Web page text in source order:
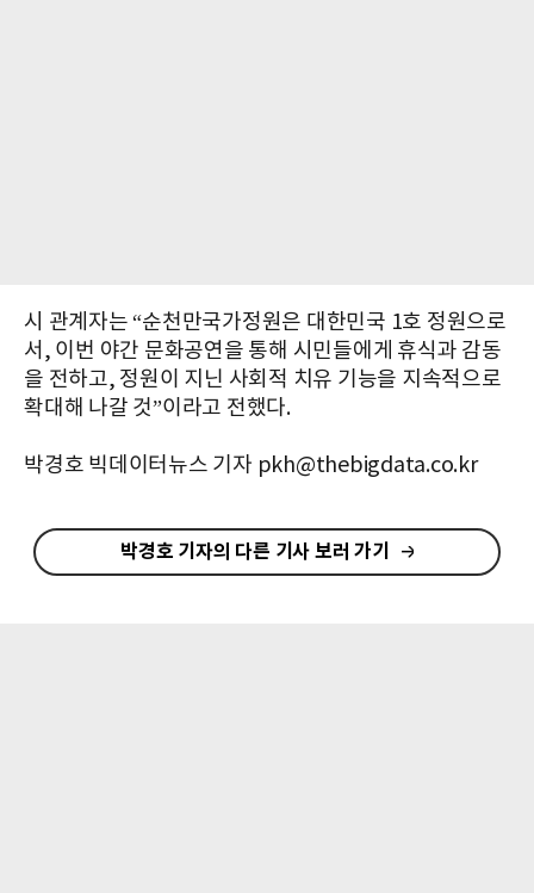
시 관계자는 “순천만국가정원은 대한민국 1호 정원으로
서, 이번 야간 문화공연을 통해 시민들에게 휴식과 감동
을 전하고, 정원이 지닌 사회적 치유 기능을 지속적으로
확대해 나갈 것”이라고 전했다.
박경호 빅데이터뉴스 기자 pkh@thebigdata.co.kr
박경호 기자의 다른 기사 보러 가기